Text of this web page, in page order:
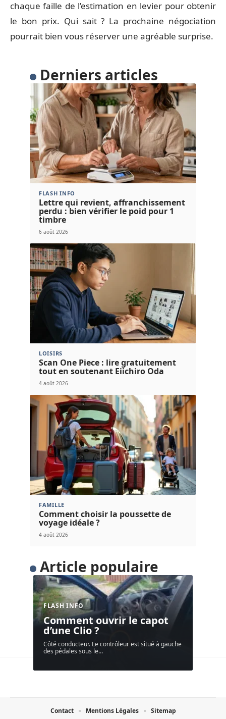
chaque faille de l’estimation en levier pour obtenir
le bon prix. Qui sait ? La prochaine négociation
pourrait bien vous réserver une agréable surprise.
Derniers articles
FLASH INFO
Lettre qui revient, affranchissement
perdu : bien vérifier le poid pour 1
timbre
6 août 2026
LOISIRS
Scan One Piece : lire gratuitement
tout en soutenant Eiichiro Oda
4 août 2026
FAMILLE
Comment choisir la poussette de
voyage idéale ?
4 août 2026
Article populaire
FLASH INFO
Comment ouvrir le capot
d’une Clio ?
Côté conducteur. Le contrôleur est situé à gauche
des pédales sous le…
Contact Mentions Légales Sitemap